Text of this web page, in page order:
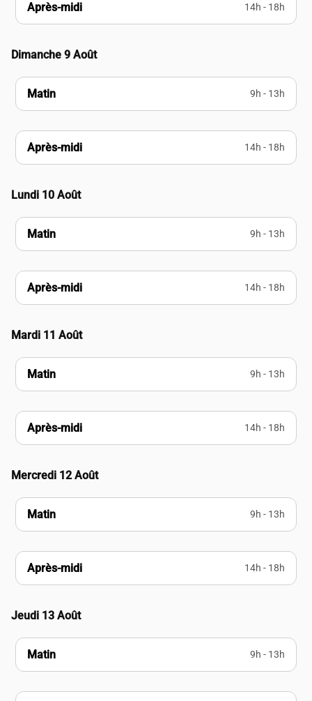
Après-midi 14h - 18h
Dimanche 9 Août
Matin 9h - 13h
Après-midi 14h - 18h
Lundi 10 Août
Matin 9h - 13h
Après-midi 14h - 18h
Mardi 11 Août
Matin 9h - 13h
Après-midi 14h - 18h
Mercredi 12 Août
Matin 9h - 13h
Après-midi 14h - 18h
Jeudi 13 Août
Matin 9h - 13h